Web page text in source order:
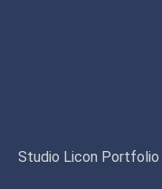
Studio Licon Portfolio